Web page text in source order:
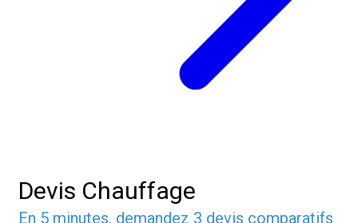
Devis Chauffage
En 5 minutes, demandez 3 devis comparatifs